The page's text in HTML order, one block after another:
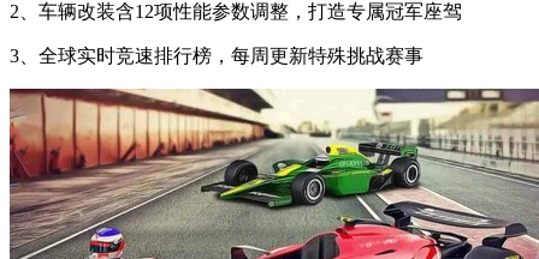
2、车辆改装含12项性能参数调整，打造专属冠军座驾
3、全球实时竞速排行榜，每周更新特殊挑战赛事